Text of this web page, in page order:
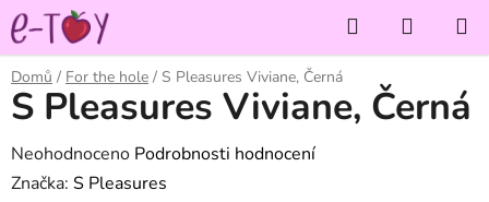
Přejít
na
obsah
Hledat
KOŠÍK
Domů / For the hole / S Pleasures Viviane, Černá
S Pleasures Viviane, Černá
Průměrné
hodnocení
Neohodnoceno Podrobnosti hodnocení
Značka: S Pleasures